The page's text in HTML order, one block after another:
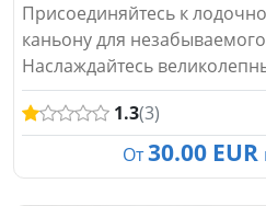
Присоединяйтесь к
каньону для
Наслаждайтесь
1.3(3)
От 30.00 EUR